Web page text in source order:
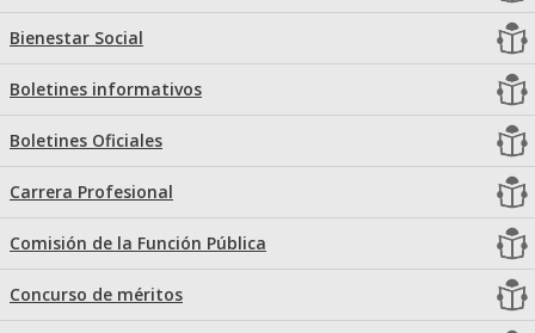
Bienestar Social
Boletines informativos
Boletines Oficiales
Carrera Profesional
Comisión de la Función Pública
Concurso de méritos